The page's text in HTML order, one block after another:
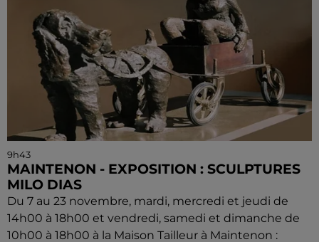
9h43
MAINTENON - EXPOSITION : SCULPTURES
MILO DIAS
Du 7 au 23 novembre, mardi, mercredi et jeudi de
14h00 à 18h00 et vendredi, samedi et dimanche de
10h00 à 18h00 à la Maison Tailleur à Maintenon :